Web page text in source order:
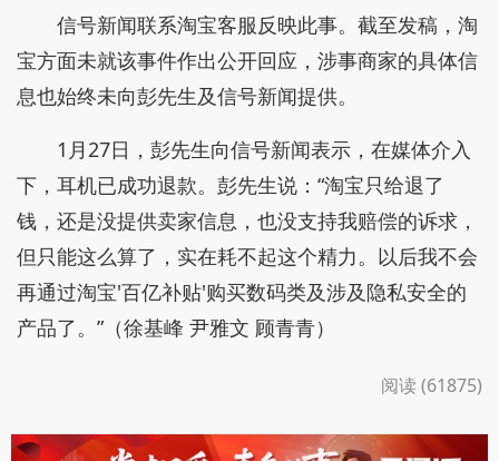
信号新闻联系淘宝客服反映此事。截至发稿，淘
宝方面未就该事件作出公开回应，涉事商家的具体信
息也始终未向彭先生及信号新闻提供。
1月27日，彭先生向信号新闻表示，在媒体介入
下，耳机已成功退款。彭先生说：“淘宝只给退了
钱，还是没提供卖家信息，也没支持我赔偿的诉求，
但只能这么算了，实在耗不起这个精力。以后我不会
再通过淘宝'百亿补贴'购买数码类及涉及隐私安全的
产品了。”（徐基峰 尹雅文 顾青青）
阅读 (61875)